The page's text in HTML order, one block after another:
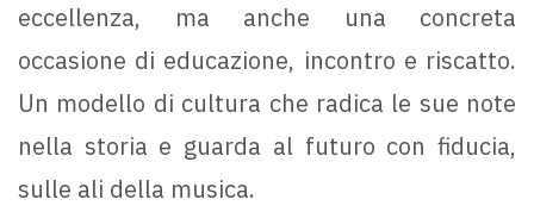
eccellenza, ma anche una concreta
occasione di educazione, incontro e riscatto.
Un modello di cultura che radica le sue note
nella storia e guarda al futuro con fiducia,
sulle ali della musica.